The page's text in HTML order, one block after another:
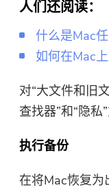
人们还阅读：
什么是Mac
如何在Mac
对“大文件和旧
查找器”和“隐私
执行备份
在将Mac恢复为